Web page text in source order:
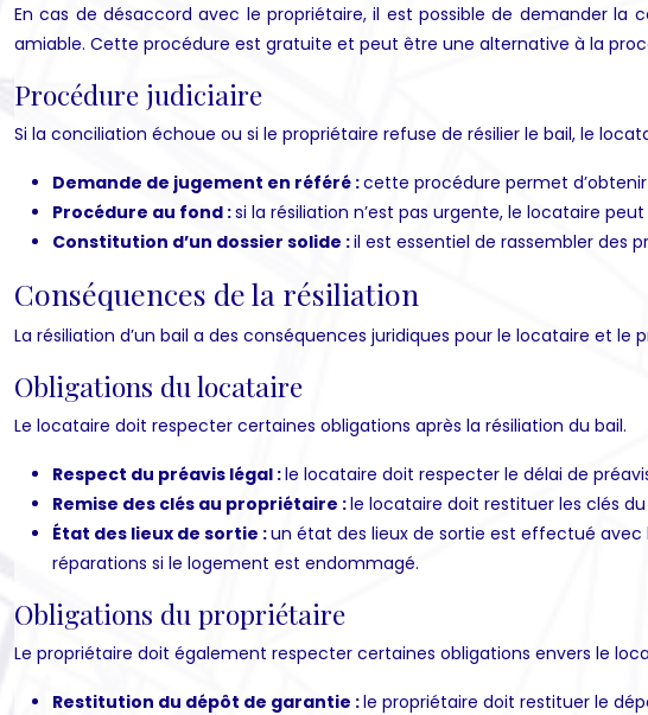
En cas de désaccord avec le propriétaire, il est possible de demander
amiable. Cette procédure est gratuite et peut être une alternative à la
Procédure judiciaire
Si la conciliation échoue ou si le propriétaire refuse de résilier le bail, le
Demande de jugement en référé :cette procédure permet
Procédure au fond :si la résiliation n’est pas urgente, le locataire
Constitution d’un dossier solide :il est essentiel de rassembler des
Conséquences de la résiliation
La résiliation d’un bail a des conséquences juridiques pour le locataire et
Obligations du locataire
Le locataire doit respecter certaines obligations après la résiliation du bail.
Respect du préavis légal :le locataire doit respecter le délai de
Remise des clés au propriétaire :le locataire doit restituer les clés
État des lieux de sortie :un état des lieux de sortie est effectué
réparations si le logement est endommagé.
Obligations du propriétaire
Le propriétaire doit également respecter certaines obligations envers le
Restitution du dépôt de garantie :le propriétaire doit restituer le